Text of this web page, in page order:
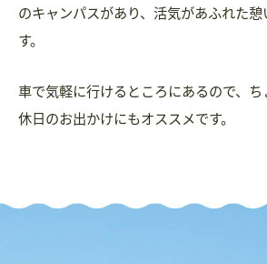
のキャンパスがあり、活気があふれた憩
す。
車で気軽に行けるところにあるので、
休日のお出かけにもオススメです。